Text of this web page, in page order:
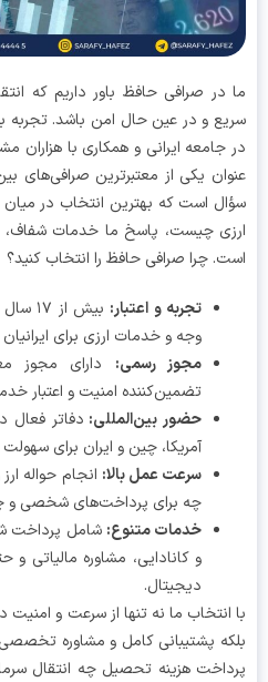
صرافی حافظ باور داریم که انتقال پول
ایرانی و همکاری با هزاران مشتری
یکی از معتبرترین صرافی‌های
است که بهترین انتخاب در میان انواع
چیست، پاسخ ما خدمات شفاف،
چرا صرافی حافظ را انتخاب کنید؟
تجربه و اعتبار:
بیش از ۱۷ سال
وجه و خدمات ارزی برای ایرانیان در
مجوز رسمی:دارای مجوز معتبر از
تضمین‌کننده امنیت و اعتبار خدمات ما.
حضور بین‌المللی:دفاتر فعال در
آمریکا، چین و ایران برای سهولت
سرعت عمل بالا:
چه برای پرداخت‌های شخصی و چه
خدمات متنوع:شامل پرداخت شهریه
و کانادایی، مشاوره مالیاتی و حتی
دیجیتال.
ما نه تنها از سرعت و امنیت در
پشتیبانی کامل و مشاوره تخصصی در
هزینه تحصیل چه انتقال سرمایه و